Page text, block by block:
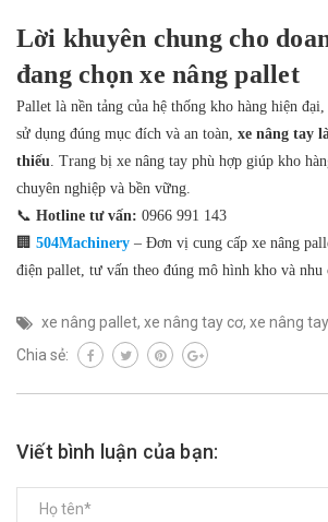
Lời khuyên chung cho
đang chọn xe nâng pallet
Pallet là nền tảng của hệ thống kho hàng hiện
sử dụng đúng mục đích và an toàn, xe nâng tay
thiếu . Trang bị xe nâng tay phù hợp giúp kho
chuyên nghiệp và bền vững.
📞 Hotline tư vấn: 0966 991 143
🏢 504Machinery – Đơn vị cung cấp xe nâng
điện pallet, tư vấn theo đúng mô hình kho và nhu
xe nâng pallet, xe nâng tay cơ, xe nâng
Chia sẻ:
Viết bình luận của bạn: